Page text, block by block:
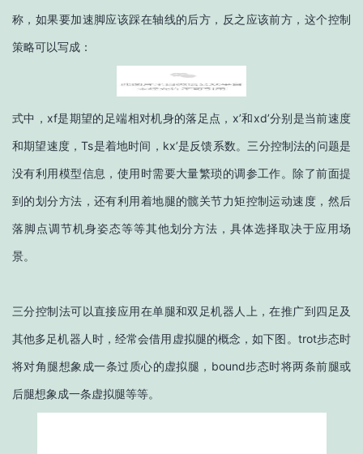
称，如果要加速脚应该踩在轴线的后方，反之应该前方，这个控制
策略可以写成：
式中，xf是期望的足端相对机身的落足点，x’和xd’分别是当前速度
和期望速度，Ts是着地时间，kx’是反馈系数。三分控制法的问题是
没有利用模型信息，使用时需要大量繁琐的调参工作。除了前面提
到的划分方法，还有利用着地腿的髋关节力矩控制运动速度，然后
落脚点调节机身姿态等等其他划分方法，具体选择取决于应用场
景。
三分控制法可以直接应用在单腿和双足机器人上，在推广到四足及
其他多足机器人时，经常会借用虚拟腿的概念，如下图。trot步态时
将对角腿想象成一条过质心的虚拟腿，bound步态时将两条前腿或
后腿想象成一条虚拟腿等等。